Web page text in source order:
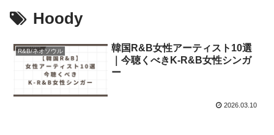
Hoody
R&B/ネオソウル
韓国R&B女性アーティスト10選
｜今聴くべきK-R&B女性シンガ
ー
2026.03.10